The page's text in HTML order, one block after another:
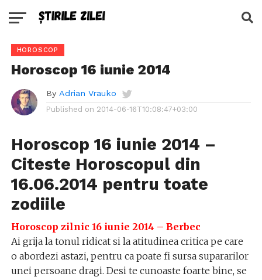
HOROSCOP
Horoscop 16 iunie 2014
By Adrian Vrauko
Published on 2014-06-16T10:08:47+03:00
Horoscop 16 iunie 2014 –
Citeste Horoscopul din
16.06.2014 pentru toate
zodiile
Horoscop zilnic 16 iunie 2014 – Berbec
Ai grija la tonul ridicat si la atitudinea critica pe care
o abordezi astazi, pentru ca poate fi sursa supararilor
unei persoane dragi. Desi te cunoaste foarte bine, se